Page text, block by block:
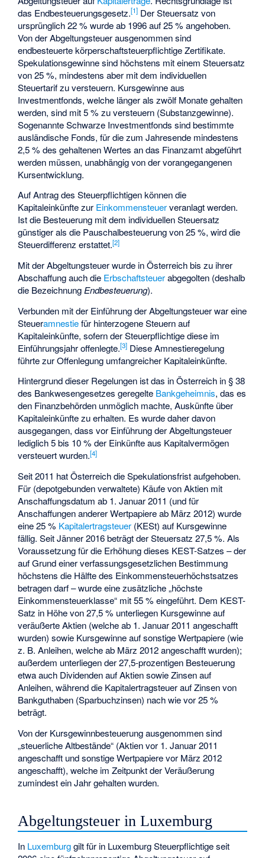
das Endbesteuerungsgesetz.[1] Der Steuersatz von
ursprünglich 22 % wurde ab 1996 auf 25 % angehoben.
Von der Abgeltungsteuer ausgenommen sind
endbesteuerte körperschaftsteuerpflichtige Zertifikate.
Spekulationsgewinne sind höchstens mit einem Steuersatz
von 25 %, mindestens aber mit dem individuellen
Steuertarif zu versteuern. Kursgewinne aus
Investmentfonds, welche länger als zwölf Monate gehalten
werden, sind mit 5 % zu versteuern (Substanzgewinne).
Sogenannte Schwarze Investmentfonds sind bestimmte
ausländische Fonds, für die zum Jahresende mindestens
2,5 % des gehaltenen Wertes an das Finanzamt abgeführt
werden müssen, unabhängig von der vorangegangenen
Kursentwicklung.
Auf Antrag des Steuerpflichtigen können die
Kapitaleinkünfte zur Einkommensteuerveranlagt werden.
Ist die Besteuerung mit dem individuellen Steuersatz
günstiger als die Pauschalbesteuerung von 25 %, wird die
Steuerdifferenz erstattet.[2]
Mit der Abgeltungsteuer wurde in Österreich bis zu ihrer
Abschaffung auch die Erbschaftsteuerabgegolten (deshalb
die Bezeichnung Endbesteuerung).
Verbunden mit der Einführung der Abgeltungsteuer war eine
Steueramnestiefür hinterzogene Steuern auf
Kapitaleinkünfte, sofern der Steuerpflichtige diese im
Einführungsjahr offenlegte.[3] Diese Amnestieregelung
führte zur Offenlegung umfangreicher Kapitaleinkünfte.
Hintergrund dieser Regelungen ist das in Österreich in § 38
des Bankwesengesetzes geregelte Bankgeheimnis, das es
den Finanzbehörden unmöglich machte, Auskünfte über
Kapitaleinkünfte zu erhalten. Es wurde daher davon
ausgegangen, dass vor Einführung der Abgeltungsteuer
lediglich 5 bis 10 % der Einkünfte aus Kapitalvermögen
versteuert wurden.[4]
Seit 2011 hat Österreich die Spekulationsfrist aufgehoben.
Für (depotgebunden verwaltete) Käufe von Aktien mit
Anschaffungsdatum ab 1. Januar 2011 (und für
Anschaffungen anderer Wertpapiere ab März 2012) wurde
eine 25 % Kapitalertragsteuer (KESt) auf Kursgewinne
fällig. Seit Jänner 2016 beträgt der Steuersatz 27,5 %. Als
Voraussetzung für die Erhöhung dieses KEST-Satzes – der
auf Grund einer verfassungsgesetzlichen Bestimmung
höchstens die Hälfte des Einkommensteuerhöchstsatzes
betragen darf – wurde eine zusätzliche „höchste
Einkommensteuerklasse“ mit 55 % eingeführt. Dem KEST-
Satz in Höhe von 27,5 % unterliegen Kursgewinne auf
veräußerte Aktien (welche ab 1. Januar 2011 angeschafft
wurden) sowie Kursgewinne auf sonstige Wertpapiere (wie
z. B. Anleihen, welche ab März 2012 angeschafft wurden);
außerdem unterliegen der 27,5-prozentigen Besteuerung
etwa auch Dividenden auf Aktien sowie Zinsen auf
Anleihen, während die Kapitalertragsteuer auf Zinsen von
Bankguthaben (Sparbuchzinsen) nach wie vor 25 %
beträgt.
Von der Kursgewinnbesteuerung ausgenommen sind
„steuerliche Altbestände“ (Aktien vor 1. Januar 2011
angeschafft und sonstige Wertpapiere vor März 2012
angeschafft), welche im Zeitpunkt der Veräußerung
zumindest ein Jahr gehalten wurden.
Abgeltungsteuer in Luxemburg
In Luxemburggilt für in Luxemburg Steuerpflichtige seit